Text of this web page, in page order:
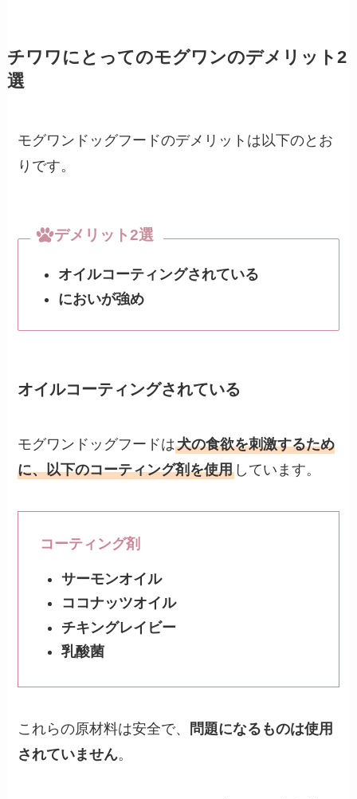
チワワにとってのモグワンのデメリット 2
選
モグワンドッグフードのデメリットは以下のとお
りです。
デメリット2選
オイルコーティングされている
においが強め
オイルコーティングされている
モグワンドッグフードは犬の食欲を刺激するため
に、以下のコーティング剤を使用 しています。
コーティング剤
サーモンオイル
ココナッツオイル
チキングレイビー
乳酸菌
これらの原材料は安全で、
問題になるものは使用
されていません。